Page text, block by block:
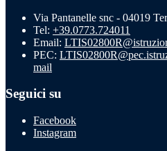
Via Pantanelle snc - 04019
Tel: +39.0773.724011
Email:
PEC:
mail
Seguici su
Facebook
Instagram